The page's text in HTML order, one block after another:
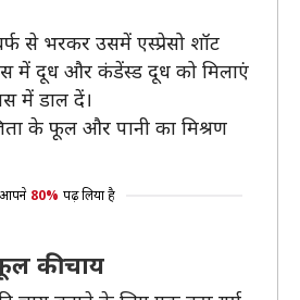
से भरकर उसमें एस्प्रेसो शॉट
में दूध और कंडेंस्ड दूध को मिलाएं
में डाल दें।
के फूल और पानी का मिश्रण
आपने 80% पढ़ लिया है
की चाय